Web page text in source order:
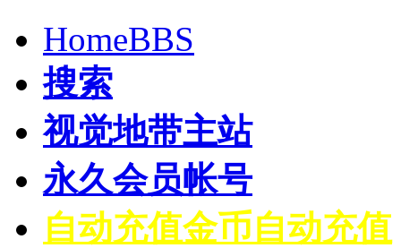
HomeBBS
搜索
视觉地带主站
永久会员帐号
自动充值金币自动充值